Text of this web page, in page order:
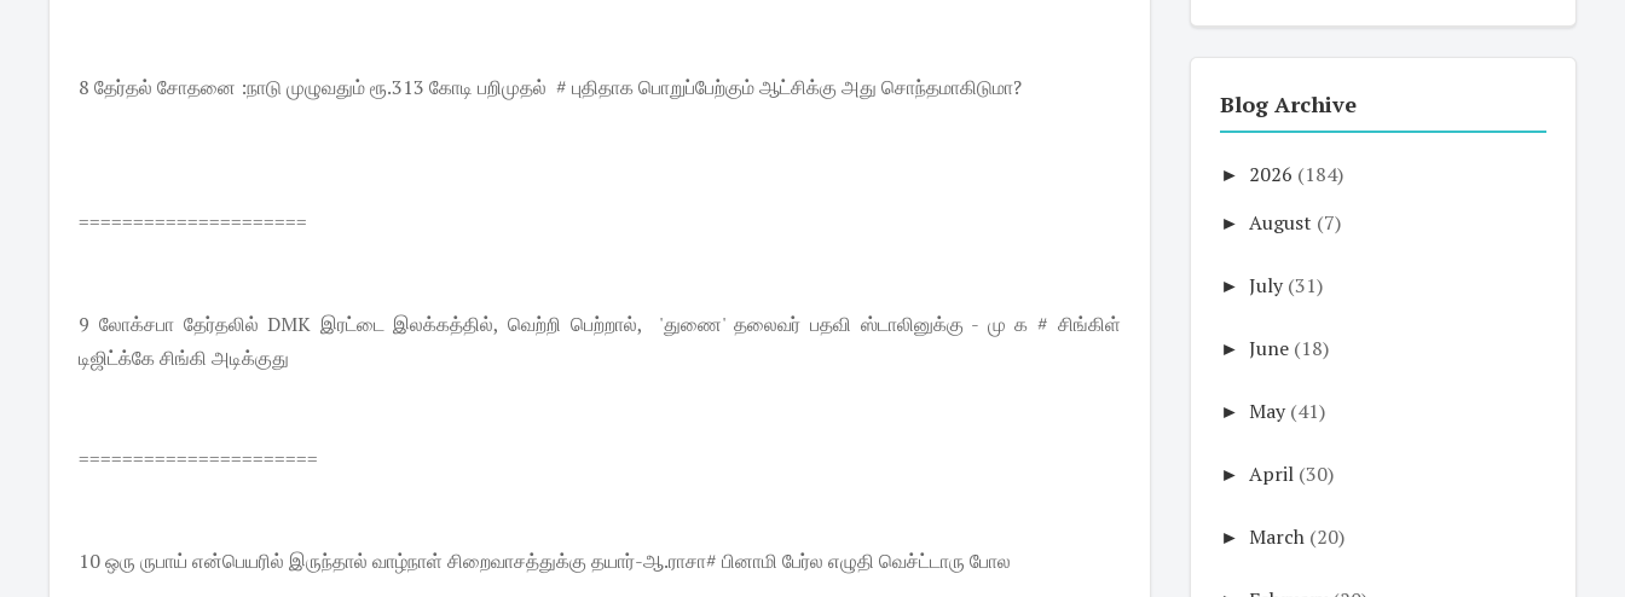
8 தேர்தல் சோதனை :நாடு முழுவதும் ரூ.313 கோடி பறிமுதல் # புதிதாக பொறுப்பேற்கும் ஆட்சிக்கு அது சொந்தமாகிடுமா?
=====================
9 லோக்சபா தேர்தலில் DMK இரட்டை இலக்கத்தில், வெற்றி பெற்றால், 'துணை' தலைவர் பதவி ஸ்டாலினுக்கு - மு க # சிங்கிள்
டிஜிட்க்கே சிங்கி அடிக்குது
======================
10 ஒரு ருபாய் என்பெயரில் இருந்தால் வாழ்நாள் சிறைவாசத்துக்கு தயார்-ஆ.ராசா# பினாமி பேர்ல எழுதி வெச்ட்டாரு போல
Blog Archive
► 2026 (184)
► August (7)
► July (31)
► June (18)
► May (41)
► April (30)
► March (20)